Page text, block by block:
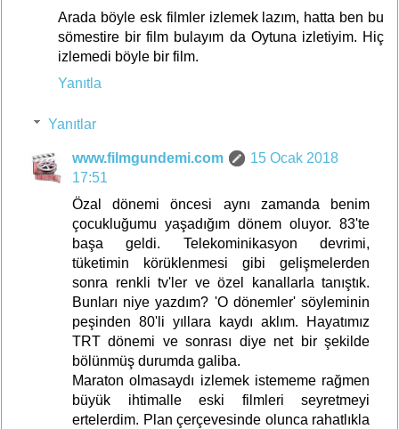
Arada böyle esk filmler izlemek lazım, hatta ben bu
sömestire bir film bulayım da Oytuna izletiyim. Hiç
izlemedi böyle bir film.
Yanıtla
Yanıtlar
www.filmgundemi.com
15 Ocak 2018
17:51
Özal dönemi öncesi aynı zamanda benim
çocukluğumu yaşadığım dönem oluyor. 83'te
başa geldi. Telekominikasyon devrimi,
tüketimin körüklenmesi gibi gelişmelerden
sonra renkli tv'ler ve özel kanallarla tanıştık.
Bunları niye yazdım? 'O dönemler' söyleminin
peşinden 80'li yıllara kaydı aklım. Hayatımız
TRT dönemi ve sonrası diye net bir şekilde
bölünmüş durumda galiba.
Maraton olmasaydı izlemek istememe rağmen
büyük ihtimalle eski filmleri seyretmeyi
ertelerdim. Plan çerçevesinde olunca rahatlıkla